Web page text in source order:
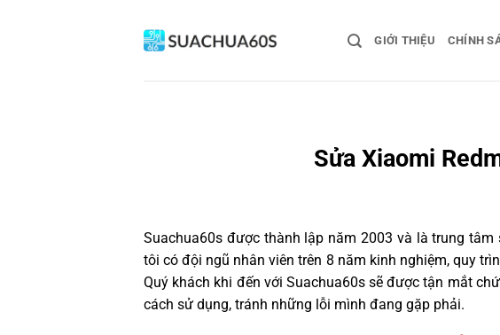
GIỚI THIỆU CHÍNH
Sửa Xiaomi
Suachua60s được thành lập năm 2003 và là trung tâm
tôi có đội ngũ nhân viên trên 8 năm kinh nghiệm, quy
Quý khách khi đến với Suachua60s sẽ được tận mắt
cách sử dụng, tránh những lỗi mình đang gặp phải.